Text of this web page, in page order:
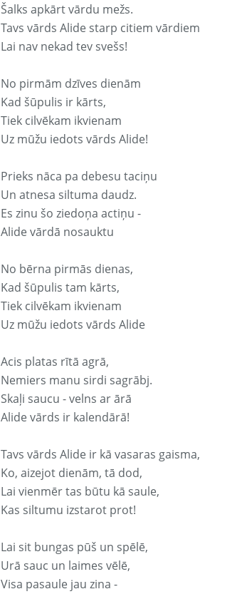
Šalks apkārt vārdu mežs.
Tavs vārds Alide starp citiem vārdiem
Lai nav nekad tev svešs!
No pirmām dzīves dienām
Kad šūpulis ir kārts,
Tiek cilvēkam ikvienam
Uz mūžu iedots vārds Alide!
Prieks nāca pa debesu taciņu
Un atnesa siltuma daudz.
Es zinu šo ziedoņa actiņu -
Alide vārdā nosauktu
No bērna pirmās dienas,
Kad šūpulis tam kārts,
Tiek cilvēkam ikvienam
Uz mūžu iedots vārds Alide
Acis platas rītā agrā,
Nemiers manu sirdi sagrābj.
Skaļi saucu - velns ar ārā
Alide vārds ir kalendārā!
Tavs vārds Alide ir kā vasaras gaisma,
Ko, aizejot dienām, tā dod,
Lai vienmēr tas būtu kā saule,
Kas siltumu izstarot prot!
Lai sit bungas pūš un spēlē,
Urā sauc un laimes vēlē,
Visa pasaule jau zina -